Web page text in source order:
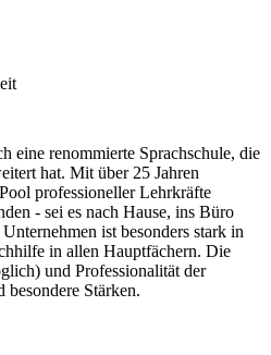
eine renommierte Sprachschule, die
hat. Mit über 25 Jahren
professioneller Lehrkräfte
- sei es nach Hause, ins Büro
ist besonders stark in
in allen Hauptfächern. Die
und Professionalität der
besondere Stärken.